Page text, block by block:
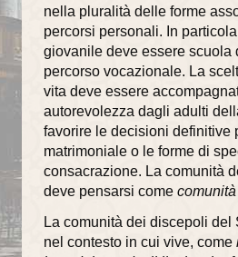
nella pluralità delle forme
percorsi personali. In
giovanile deve essere scuola
percorso vocazionale. La
vita deve essere
autorevolezza dagli adulti
favorire le decisioni definitive
matrimoniale o le forme di
consacrazione. La comunità
deve pensarsi come
La comunità dei discepoli del
nel contesto in cui vive, come